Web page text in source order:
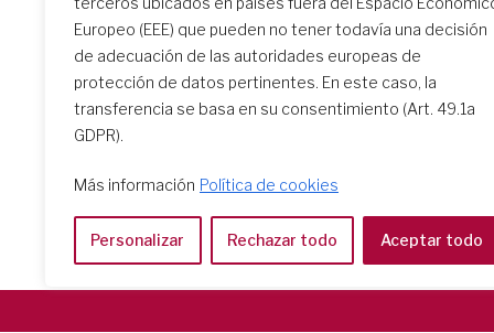
Europeo (EEE) que pueden no tener todavía una decisión
de adecuación de las autoridades europeas de
protección de datos pertinentes. En este caso, la
transferencia se basa en su consentimiento (Art. 49.1a
GDPR).
Más información Política de cookies
Personalizar Rechazar todo Aceptar todo
Buscar centros